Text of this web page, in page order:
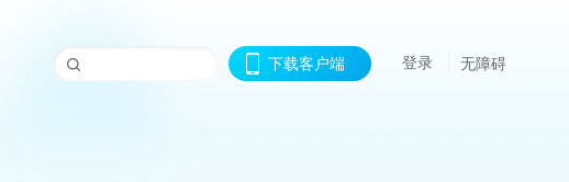
下载客户端 登录 无障碍